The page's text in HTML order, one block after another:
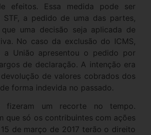
efeitos. Essa medida pode ser
a pedido de uma das partes,
uma decisão seja aplicada de
No caso da exclusão do ICMS,
a União apresentou o pedido por
de declaração. A intenção era
de valores cobrados dos
forma indevida no passado.
fizeram um recorte no tempo.
que só os contribuintes com ações
de março de 2017 terão o direito